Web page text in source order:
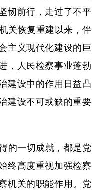
韧前行，走过了不平
关恢复重建以来，伴
主义现代化建设的巨
，人民检察事业蓬勃
建设中的作用日益凸
建设不可或缺的重要
一切成就，都是党
终高度重视加强检察
机关的职能作用。党